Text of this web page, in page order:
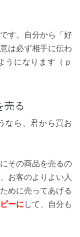
す。自分から「好
は必ず相手に伝わ
うになります（ｐ
売る
なら、君から買お
その商品を売るの
お客のよりよい人
めに売ってあげる
ーに して、自分も